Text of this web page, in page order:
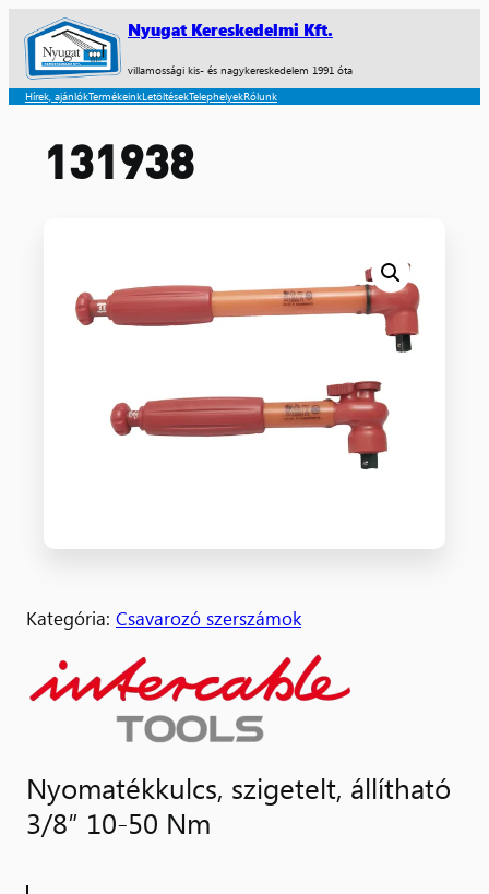
Nyugat Kereskedelmi Kft.
villamossági kis- és nagykereskedelem 1991 óta
Hírek, ajánlókTermékeinkLetöltésekTelephelyekRólunk
131938
Kategória: Csavarozó szerszámok
Nyomatékkulcs, szigetelt, állítható
3/8″ 10-50 Nm